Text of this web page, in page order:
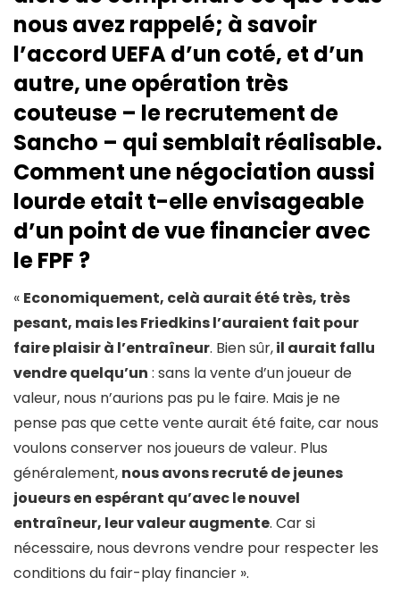
nous avez rappelé; à savoir
l’accord UEFA d’un coté, et d’un
autre, une opération très
couteuse – le recrutement de
Sancho – qui semblait réalisable.
Comment une négociation aussi
lourde etait t-elle envisageable
d’un point de vue financier avec
le FPF ?
« Economiquement, celà aurait été très, très
pesant, mais les Friedkins l’auraient fait pour
faire plaisir à l’entraîneur. Bien sûr,il aurait fallu
vendre quelqu’un : sans la vente d’un joueur de
valeur, nous n’aurions pas pu le faire. Mais je ne
pense pas que cette vente aurait été faite, car nous
voulons conserver nos joueurs de valeur. Plus
généralement, nous avons recruté de jeunes
joueurs en espérant qu’avec le nouvel
entraîneur, leur valeur augmente. Car si
nécessaire, nous devrons vendre pour respecter les
conditions du fair-play financier ».